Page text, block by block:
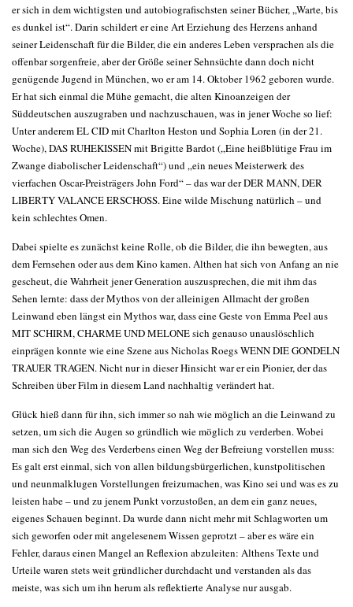
er sich in dem wichtigsten und autobiografischsten seiner Bücher, „Warte, bis
es dunkel ist“. Darin schildert er eine Art Erziehung des Herzens anhand
seiner Leidenschaft für die Bilder, die ein anderes Leben versprachen als die
offenbar sorgenfreie, aber der Größe seiner Sehnsüchte dann doch nicht
genügende Jugend in München, wo er am 14. Oktober 1962 geboren wurde.
Er hat sich einmal die Mühe gemacht, die alten Kinoanzeigen der
Süddeutschen auszugraben und nachzuschauen, was in jener Woche so lief:
Unter anderem EL CID mit Charlton Heston und Sophia Loren (in der 21.
Woche), DAS RUHEKISSEN mit Brigitte Bardot („Eine heißblütige Frau im
Zwange diabolischer Leidenschaft“) und „ein neues Meisterwerk des
vierfachen Oscar-Preisträgers John Ford“ – das war der DER MANN, DER
LIBERTY VALANCE ERSCHOSS. Eine wilde Mischung natürlich – und
kein schlechtes Omen.
Dabei spielte es zunächst keine Rolle, ob die Bilder, die ihn bewegten, aus
dem Fernsehen oder aus dem Kino kamen. Althen hat sich von Anfang an nie
gescheut, die Wahrheit jener Generation auszusprechen, die mit ihm das
Sehen lernte: dass der Mythos von der alleinigen Allmacht der großen
Leinwand eben längst ein Mythos war, dass eine Geste von Emma Peel aus
MIT SCHIRM, CHARME UND MELONE sich genauso unauslöschlich
einprägen konnte wie eine Szene aus Nicholas Roegs WENN DIE GONDELN
TRAUER TRAGEN. Nicht nur in dieser Hinsicht war er ein Pionier, der das
Schreiben über Film in diesem Land nachhaltig verändert hat.
Glück hieß dann für ihn, sich immer so nah wie möglich an die Leinwand zu
setzen, um sich die Augen so gründlich wie möglich zu verderben. Wobei
man sich den Weg des Verderbens einen Weg der Befreiung vorstellen muss:
Es galt erst einmal, sich von allen bildungsbürgerlichen, kunstpolitischen
und neunmalklugen Vorstellungen freizumachen, was Kino sei und was es zu
leisten habe – und zu jenem Punkt vorzustoßen, an dem ein ganz neues,
eigenes Schauen beginnt. Da wurde dann nicht mehr mit Schlagworten um
sich geworfen oder mit angelesenem Wissen geprotzt – aber es wäre ein
Fehler, daraus einen Mangel an Reflexion abzuleiten: Althens Texte und
Urteile waren stets weit gründlicher durchdacht und verstanden als das
meiste, was sich um ihn herum als reflektierte Analyse nur ausgab.